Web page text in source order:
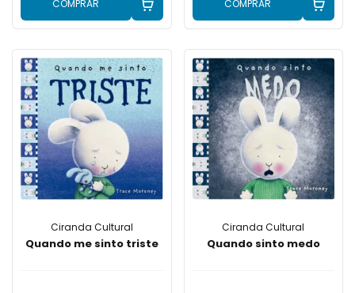
COMPRAR COMPRAR
Ciranda Cultural
Quando me sinto triste
Ciranda Cultural
Quando sinto medo